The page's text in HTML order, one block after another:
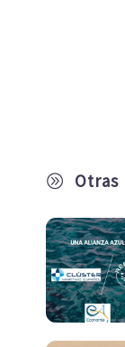
A Otras